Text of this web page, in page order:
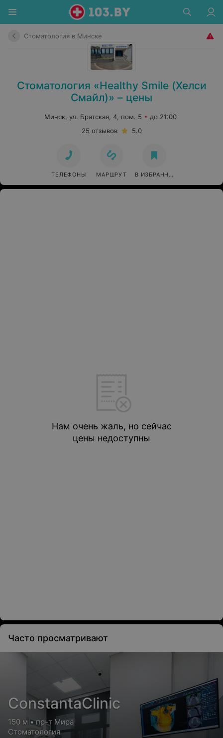
Стоматология в Минске
Стоматология «Healthy Smile (Хелси
Смайл)» – цены
Минск, ул. Братская, 4, пом. 5
до 21:00
25 отзывов
5.0
ТЕЛЕФОНЫ МАРШРУТ В ИЗБРАННОЕ
Нам очень жаль, но сейчас
цены недоступны
Часто просматривают
ConstantaClinic
150 м • пр-т Мира
Стоматология